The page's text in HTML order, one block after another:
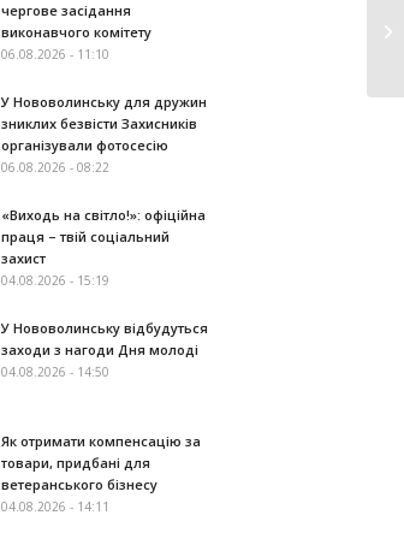
чергове засідання
виконавчого комітету
06.08.2026 - 11:10
У Нововолинську для дружин
зниклих безвісти Захисників
організували фотосесію
06.08.2026 - 08:22
«Виходь на світло!»: офіційна
праця – твій соціальний
захист
04.08.2026 - 15:19
У Нововолинську відбудуться
заходи з нагоди Дня молоді
04.08.2026 - 14:50
Як отримати компенсацію за
товари, придбані для
ветеранського бізнесу
04.08.2026 - 14:11